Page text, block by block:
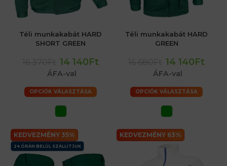
Téli munkakabát HARD
SHORT GREEN
14 140Ft
ÁFA-val
OPCIÓK VÁLASZTÁSA
Téli munkakabát HARD
GREEN
14 140Ft
ÁFA-val
OPCIÓK VÁLASZTÁSA
KEDVEZMÉNY 35%
24 ÓRÁN BELÜL SZÁLLÍTJUK
KEDVEZMÉNY 63%